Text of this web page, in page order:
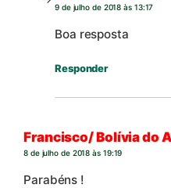
9 de julho de 2018 às 13:17
Boa resposta
Responder
Francisco/ Bolívia do
8 de julho de 2018 às 19:19
Parabéns !